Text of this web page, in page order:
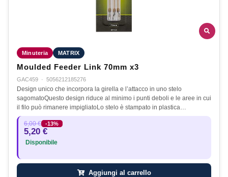
Minuteria MATRIX
Moulded Feeder Link 70mm x3
GAC459 · 5056212185276
Design unico che incorpora la girella e l’attacco in uno stelo
sagomatoQuesto design riduce al minimo i punti deboli e le aree in cui
il filo può rimanere impigliatoLo stelo è stampato in plastica…
6,00 € -13%
5,20 €
Disponibile
Aggiungi al carrello